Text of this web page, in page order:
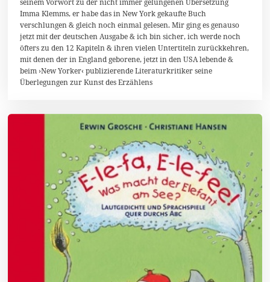
u
a
r
2
0
1
8
Imma Klemms, er habe das in New York gekaufte Buch
verschlungen & gleich noch einmal gelesen. Mir ging es genauso
jetzt mit der deutschen Ausgabe & ich bin sicher, ich werde noch
öfters zu den 12 Kapiteln & ihren vielen Untertiteln zurückkehren,
mit denen der in England geborene, jetzt in den USA lebende &
beim ›New Yorker‹ publizierende Literaturkritiker seine
Überlegungen zur Kunst des Erzählens